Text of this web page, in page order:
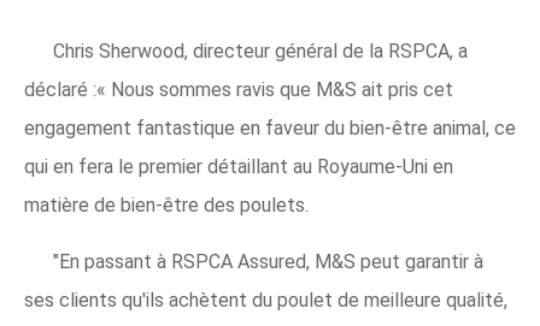
Chris Sherwood, directeur général de la RSPCA, a
déclaré :« Nous sommes ravis que M&S ait pris cet
engagement fantastique en faveur du bien-être animal, ce
qui en fera le premier détaillant au Royaume-Uni en
matière de bien-être des poulets.
"En passant à RSPCA Assured, M&S peut garantir à
ses clients qu'ils achètent du poulet de meilleure qualité,